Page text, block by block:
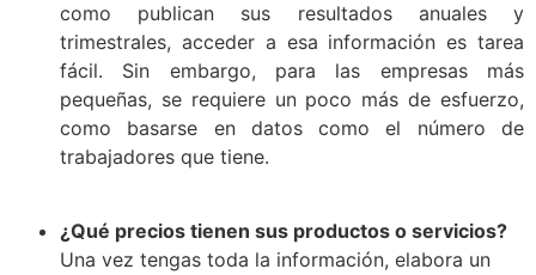
como publican sus resultados anuales y
trimestrales, acceder a esa información es tarea
fácil. Sin embargo, para las empresas más
pequeñas, se requiere un poco más de esfuerzo,
como basarse en datos como el número de
trabajadores que tiene.
¿Qué precios tienen sus productos o servicios?
Una vez tengas toda la información, elabora un